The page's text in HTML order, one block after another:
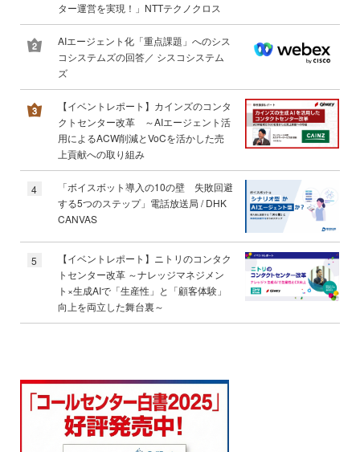
ター運営を実現！」NTTテクノクロス
AIエージェント化「重点課題」へのシス
コシステムズの回答／ シスコシステム
ズ
【イベントレポート】カインズのコンタ
クトセンター改革 ～AIエージェント活
用によるACW削減とVoCを活かした売
上貢献への取り組み
4
「ボイスボット導入の10の壁 失敗回避
する5つのステップ」電話放送局 / DHK
CANVAS
5
【イベントレポート】ニトリのコンタク
トセンター改革 ～ナレッジマネジメン
ト×生成AIで「生産性」と「顧客体験」
向上を両立した舞台裏～